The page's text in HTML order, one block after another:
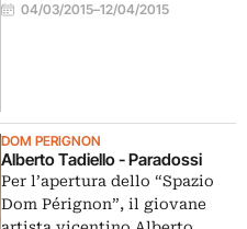
04/03/2015–12/04/2015
DOM PERIGNON
Alberto Tadiello - Paradossi
Per l’apertura dello “Spazio
Dom Pérignon”, il giovane